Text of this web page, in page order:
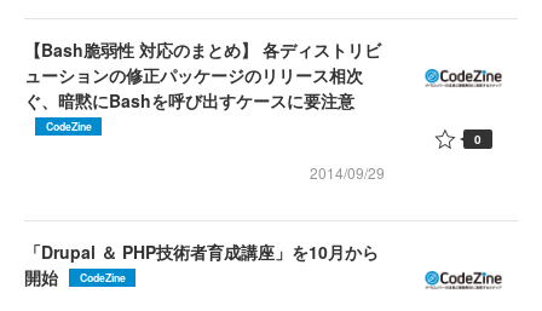
【Bash脆弱性 対応のまとめ】 各ディストリビ
ューションの修正パッケージのリリース相次
ぐ、暗黙にBashを呼び出すケースに要注意
CodeZine
2014/09/29
0
「Drupal ＆ PHP技術者育成講座」を10月から
開始
CodeZine